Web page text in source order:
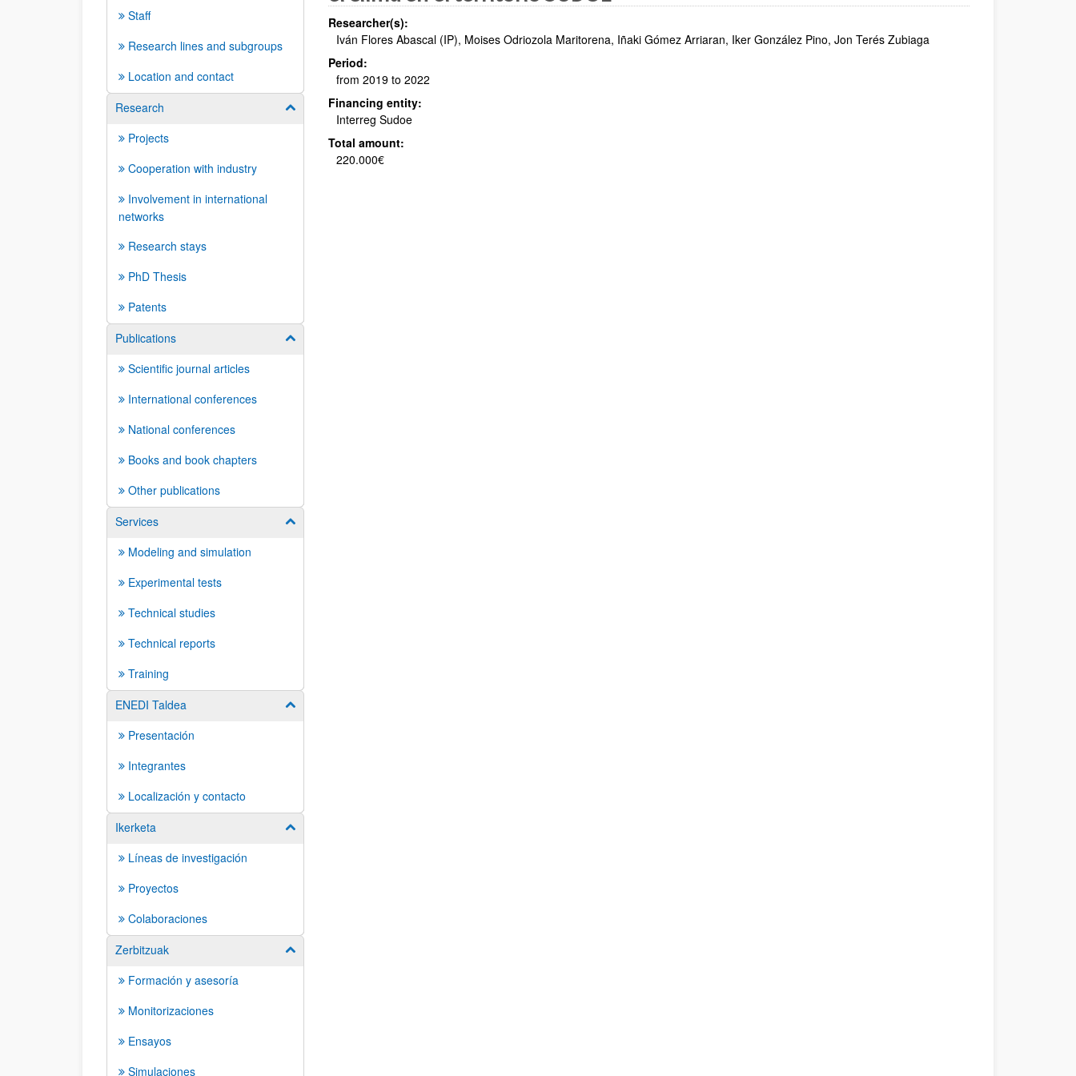
Staff
Research lines and subgroups
Location and contact
Research
Show/hide subpages
Projects
Cooperation with industry
Involvement in international
networks
Research stays
PhD Thesis
Patents
Publications
Show/hide subpages
Scientific journal articles
International conferences
National conferences
Books and book chapters
Other publications
Services
Show/hide subpages
Modeling and simulation
Experimental tests
Technical studies
Technical reports
Training
ENEDI Taldea
Show/hide subpages
Presentación
Integrantes
Localización y contacto
Ikerketa
Show/hide subpages
Líneas de investigación
Proyectos
Colaboraciones
Zerbitzuak
Show/hide subpages
Formación y asesoría
Monitorizaciones
Ensayos
Simulaciones
Researcher(s):
Iván Flores Abascal (IP), Moises Odriozola Maritorena, Iñaki Gómez Arriaran, Iker González Pino, Jon Terés Zubiaga
Period:
from 2019 to 2022
Financing entity:
Interreg Sudoe
Total amount:
220.000€